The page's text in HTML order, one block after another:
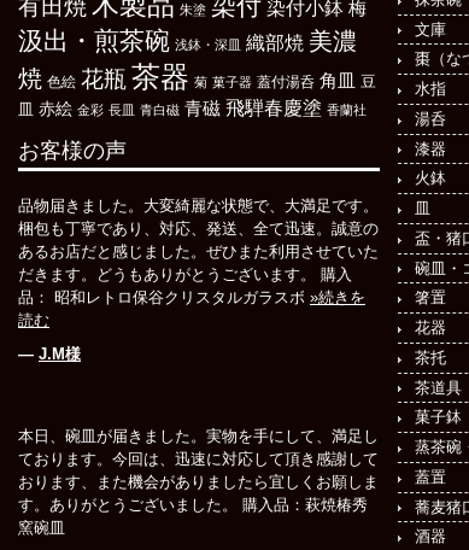
有田焼 朱塗 染付小鉢 梅
汲出・煎茶碗 浅鉢・深皿 織部焼 美濃
焼 色絵 花瓶 茶器 菊 菓子器 蓋付湯呑 角皿 豆
皿 赤絵 金彩 長皿 青白磁 青磁 飛騨春慶塗 香蘭社
文庫
棗（な
水指
湯呑
漆器
火鉢
皿
盃・猪
碗皿・
箸置
花器
茶托
茶道具
菓子鉢
蒸茶碗
蓋置
蕎麦猪
酒器
お客様の声
品物届きました。大変綺麗な状態で、大満足です。
梱包も丁寧であり、対応、発送、全て迅速。誠意の
あるお店だと感じました。ぜひまた利用させていた
だきます。どうもありがとうございます。 購入
品： 昭和レトロ保谷クリスタルガラスボ »続きを
読む
― J.M様
本日、碗皿が届きました。実物を手にして、満足し
ております。今回は、迅速に対応して頂き感謝して
おります、また機会がありましたら宜しくお願しま
す。ありがとうございました。 購入品：萩焼椿秀
窯碗皿